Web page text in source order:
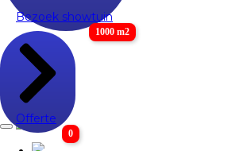
Bezoek showtuin
1000 m2
Offerte
0